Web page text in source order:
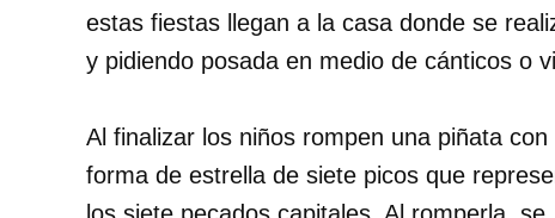
estas fiestas llegan a la casa donde se
y pidiendo posada en medio de cánticos o
Al finalizar los niños rompen una piñata con
forma de estrella de siete picos que